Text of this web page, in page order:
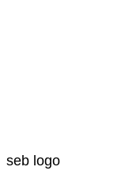
seb logo